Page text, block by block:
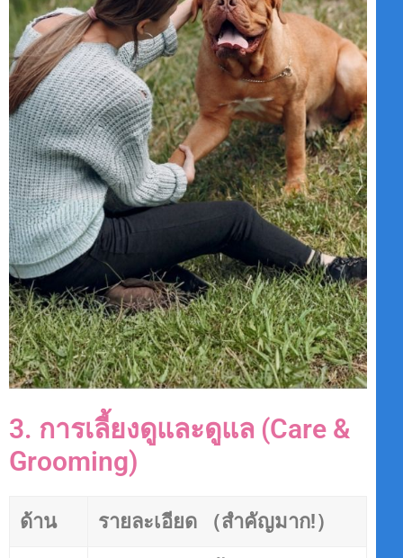
3. การเลี้ยงดูและดูแล (Care &
Grooming)
ด้าน รายละเอียด （สำคัญมาก!）